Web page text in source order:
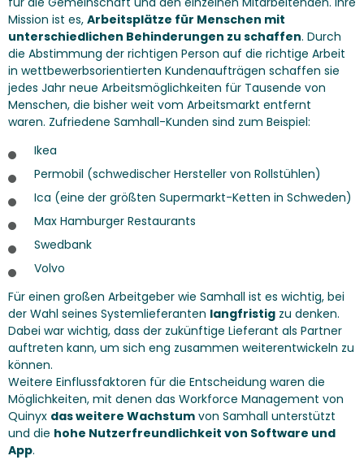
Mission ist es, Arbeitsplätze für Menschen mit
unterschiedlichen Behinderungen zu schaffen. Durch
die Abstimmung der richtigen Person auf die richtige Arbeit
in wettbewerbsorientierten Kundenaufträgen schaffen sie
jedes Jahr neue Arbeitsmöglichkeiten für Tausende von
Menschen, die bisher weit vom Arbeitsmarkt entfernt
waren. Zufriedene Samhall-Kunden sind zum Beispiel:
Ikea
Permobil (schwedischer Hersteller von Rollstühlen)
Ica (eine der größten Supermarkt-Ketten in Schweden)
Max Hamburger Restaurants
Swedbank
Volvo
Für einen großen Arbeitgeber wie Samhall ist es wichtig, bei
der Wahl seines Systemlieferanten langfristig zu denken.
Dabei war wichtig, dass der zukünftige Lieferant als Partner
auftreten kann, um sich eng zusammen weiterentwickeln zu
können.
Weitere Einflussfaktoren für die Entscheidung waren die
Möglichkeiten, mit denen das Workforce Management von
Quinyx das weitere Wachstum von Samhall unterstützt
und die hohe Nutzerfreundlichkeit von Software und
App.